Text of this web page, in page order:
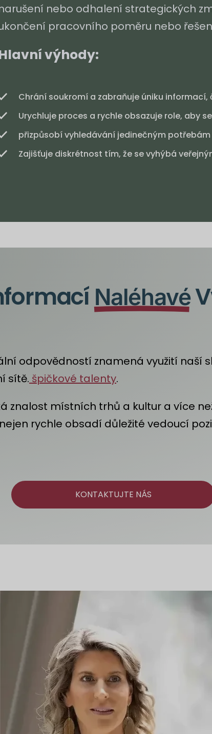
nebo odhalení strategických
pracovního poměru nebo
výhody:
Chrání soukromí a zabraňuje úniku
Urychluje proces a rychle obsazuje role, aby
přizpůsobí vyhledávání jedinečným
Zajišťuje diskrétnost tím, že se vyhýbá
Naléhavé
odpovědností znamená využití naší
sítě. špičkové talenty.
znalost místních trhů a kultur a více
rychle obsadí důležité vedoucí
KONTAKTUJTE NÁS